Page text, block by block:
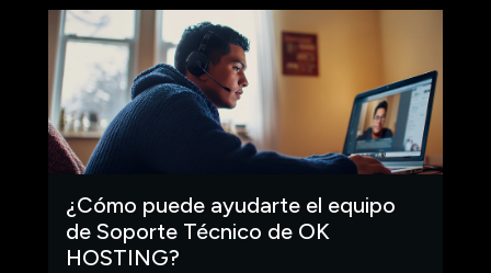
¿Cómo puede ayudarte el equipo
de Soporte Técnico de OK
HOSTING?